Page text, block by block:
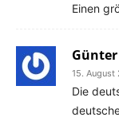
Einen
15. August
Die